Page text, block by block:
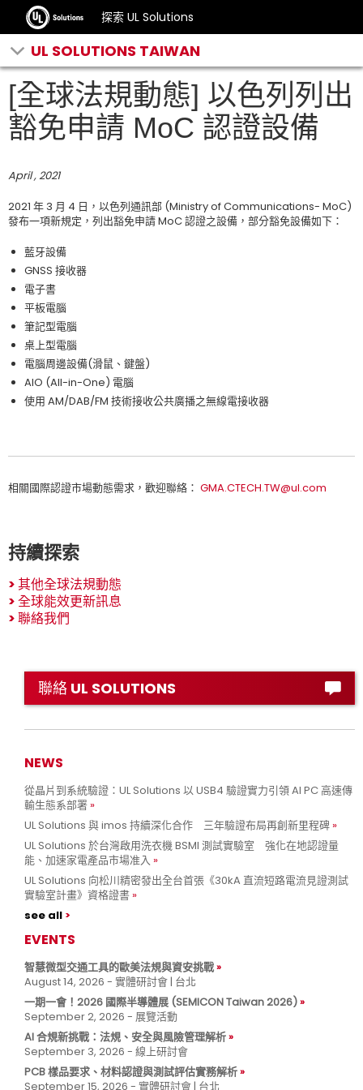
探索 UL Solutions
UL SOLUTIONS TAIWAN
[全球法規動態] 以色列列出
豁免申請 MoC 認證設備
April , 2021
2021 年 3 月 4 日，以色列通訊部 (Ministry of Communications- MoC)
發布一項新規定，列出豁免申請 MoC 認證之設備，部分豁免設備如下：
藍牙設備
GNSS 接收器
電子書
平板電腦
筆記型電腦
桌上型電腦
電腦周邊設備(滑鼠、鍵盤)
AIO (All-in-One) 電腦
使用 AM/DAB/FM 技術接收公共廣播之無線電接收器
相關國際認證市場動態需求，歡迎聯絡： GMA.CTECH.TW@ul.com
持續探索
>其他全球法規動態
>全球能效更新訊息
>聯絡我們
聯絡 UL SOLUTIONS
NEWS
從晶片到系統驗證：UL Solutions 以 USB4 驗證實力引領 AI PC 高速傳
輸生態系部署
UL Solutions 與 imos 持續深化合作 三年驗證布局再創新里程碑
UL Solutions 於台灣啟用洗衣機 BSMI 測試實驗室 強化在地認證量
能、加速家電產品市場准入
UL Solutions 向松川精密發出全台首張《30kA 直流短路電流見證測試
實驗室計畫》資格證書
see all
EVENTS
智慧微型交通工具的歐美法規與資安挑戰
August 14, 2026 - 實體研討會 | 台北
一期一會！2026 國際半導體展 (SEMICON Taiwan 2026)
September 2, 2026 - 展覽活動
AI 合規新挑戰：法規、安全與風險管理解析
September 3, 2026 - 線上研討會
PCB 樣品要求、材料認證與測試評估實務解析
September 15, 2026 - 實體研討會 | 台北